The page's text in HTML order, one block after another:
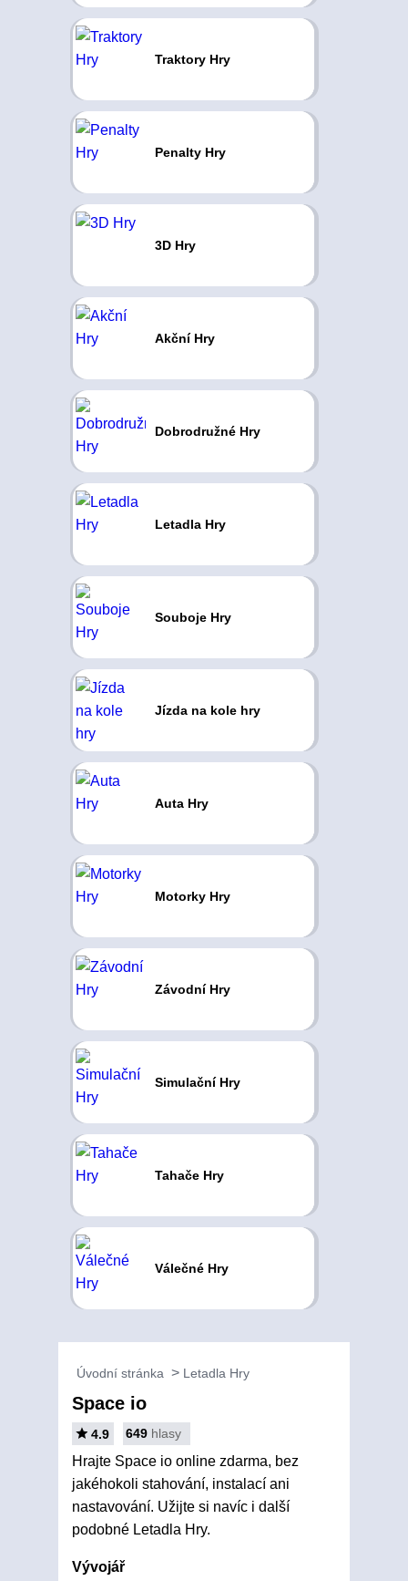
Traktory Hry
Penalty Hry
3D Hry
Akční Hry
Dobrodružné Hry
Letadla Hry
Souboje Hry
Jízda na kole hry
Auta Hry
Motorky Hry
Závodní Hry
Simulační Hry
Tahače Hry
Válečné Hry
Úvodní stránka Letadla Hry
Space io
4.9 649 hlasy
Hrajte Space io online zdarma, bez
jakéhokoli stahování, instalací ani
nastavování. Užijte si navíc i další
podobné Letadla Hry.
Vývojář